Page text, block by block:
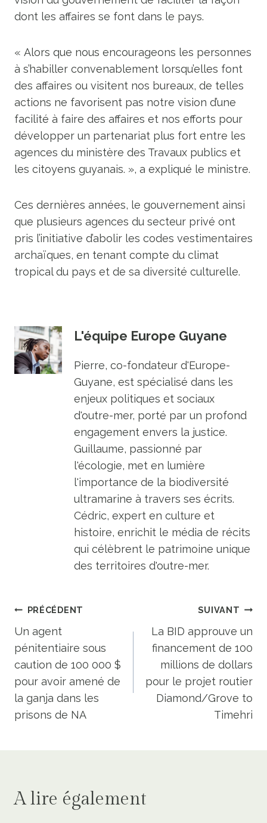
dont les affaires se font dans le pays.
« Alors que nous encourageons les personnes
à s’habiller convenablement lorsqu’elles font
des affaires ou visitent nos bureaux, de telles
actions ne favorisent pas notre vision d’une
facilité à faire des affaires et nos efforts pour
développer un partenariat plus fort entre les
agences du ministère des Travaux publics et
les citoyens guyanais. », a expliqué le ministre.
Ces dernières années, le gouvernement ainsi
que plusieurs agences du secteur privé ont
pris l’initiative d’abolir les codes vestimentaires
archaïques, en tenant compte du climat
tropical du pays et de sa diversité culturelle.
L'équipe Europe Guyane
Pierre, co-fondateur d'Europe-
Guyane, est spécialisé dans les
enjeux politiques et sociaux
d'outre-mer, porté par un profond
engagement envers la justice.
Guillaume, passionné par
l'écologie, met en lumière
l'importance de la biodiversité
ultramarine à travers ses écrits.
Cédric, expert en culture et
histoire, enrichit le média de récits
qui célèbrent le patrimoine unique
des territoires d'outre-mer.
Navigation
de
l’article
PRÉCÉDENT
Un agent
pénitentiaire sous
caution de 100 000 $
pour avoir amené de
la ganja dans les
prisons de NA
SUIVANT
La BID approuve un
financement de 100
millions de dollars
pour le projet routier
Diamond/Grove to
Timehri
A lire également